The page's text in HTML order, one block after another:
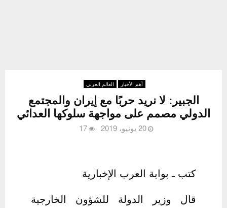
أهم الأخبار العالم العربي
الجبير: لا نريد حربًا مع إيران والمجتمع
الدولي مصمم على مواجهة سلوكها العدائي
20 يونيو، 2019 17
كتب ـ بوابة العرب الإخبارية
قال وزير الدولة للشؤون الخارجية